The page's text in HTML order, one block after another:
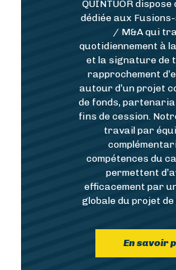
Résumé
QUINTUOR dispose
dédiée aux
/ M&A qui
quotidiennement à
et la signature de
rapprochement
autour d’un projet
de fonds,
fins de cession.
travail par
compétences du
permettent
efficacement par
globale du projet
En savoir